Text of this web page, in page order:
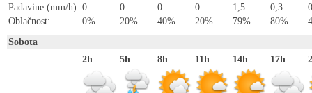
Padavine (mm/h): 0
Oblačnost:
0%
0
20%
0
40%
0
20%
1,5
79%
0,3
80%
0
Sobota
2h
5h 8h 11h 14h 17h